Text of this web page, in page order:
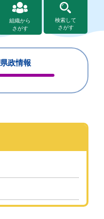
組織から
さがす
検索して
さがす
県政情報